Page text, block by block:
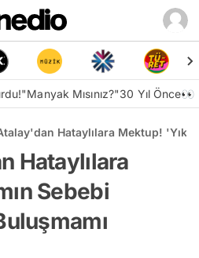
"Manyak Mısınız?"30 Yıl Önce👀
Hataylılara Mektup!
Hataylılara
Sebebi